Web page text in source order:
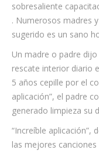
sobresaliente
. Numerosos madres
sugerido es un sano
Un madre o padre
rescate interior diario
5 años cepille por el
aplicación”, el padre
generado limpieza su
“Increíble aplicación”,
las mejores